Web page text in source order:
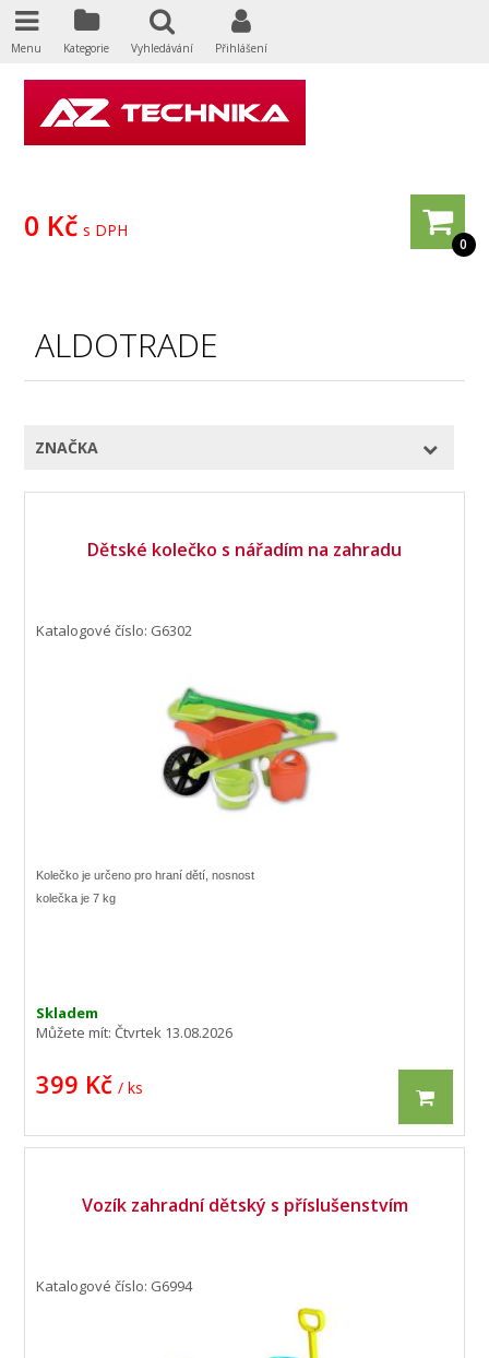
0
0 Kč s DPH
ALDOTRADE
ZNAČKA
Dětské kolečko s nářadím na zahradu
Katalogové číslo: G6302
Skladem
Můžete mít:Čtvrtek 13.08.2026
399 Kč / ks
Kolečko je určeno pro hraní dětí, nosnost
kolečka je 7 kg
Vozík zahradní dětský s příslušenstvím
Katalogové číslo: G6994
Menu Kategorie Vyhledávání Přihlášení